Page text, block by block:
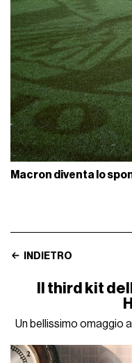
Macron diventa lo
INDIETRO
Il third kit
Un bellissimo omaggio